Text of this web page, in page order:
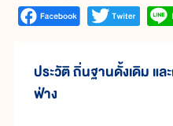
ประวัติ ถิ่นฐานดั้งเดิม แล
ฟ่าง